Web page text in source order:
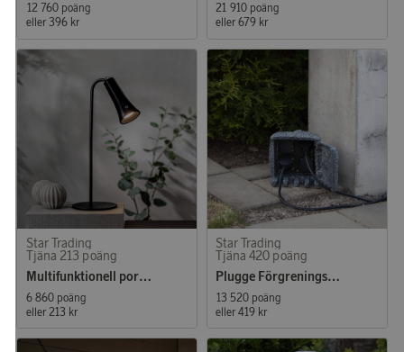
12 760 poäng
eller 396 kr
21 910 poäng
eller 679 kr
Star Trading
Tjäna 213 poäng
Multifunktionell portabel LED-bordslampa
6 860 poäng
eller 213 kr
Star Trading
Tjäna 420 poäng
Plugge Förgreningsbox med 4 uttag (Outdoor)
13 520 poäng
eller 419 kr